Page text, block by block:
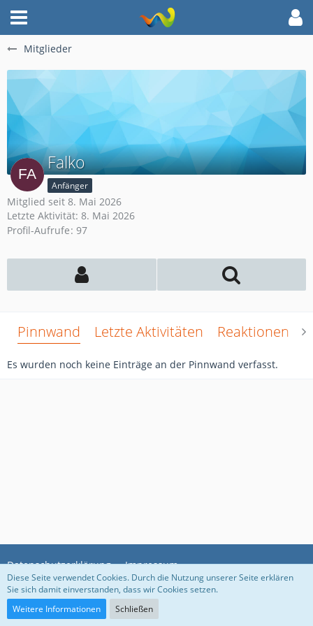
Mitglieder
Falko
Anfänger
Mitglied seit 8. Mai 2026
Letzte Aktivität: 8. Mai 2026
Profil-Aufrufe 97
Pinnwand Letzte Aktivitäten Reaktionen
Es wurden noch keine Einträge an der Pinnwand verfasst.
Datenschutzerklärung Impressum
Community-Software:
Diese Seite verwendet Cookies. Durch die Nutzung unserer Seite erklären
Sie sich damit einverstanden, dass wir Cookies setzen.
Weitere Informationen
Schließen